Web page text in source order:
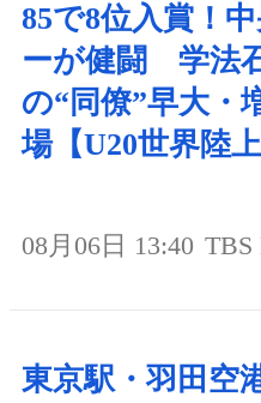
85で8位入賞！
ーが健闘 学法
の“同僚”早大・
場【U20世界陸上
08月06日 13:40 TBS
東京駅・羽田空